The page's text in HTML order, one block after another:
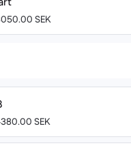
SEK
SEK